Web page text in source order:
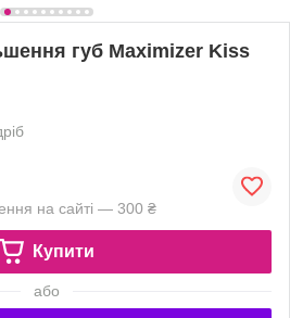
губ Maximizer Kiss
на сайті — 300 ₴
Купити
або